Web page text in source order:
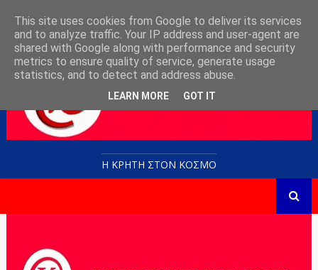
Η ΚΡΗΤΗ ΣΤΟN KOΣΜΟ
This site uses cookies from Google to deliver its services
and to analyze traffic. Your IP address and user-agent are
shared with Google along with performance and security
metrics to ensure quality of service, generate usage
statistics, and to detect and address abuse.
LEARN MORE GOT IT